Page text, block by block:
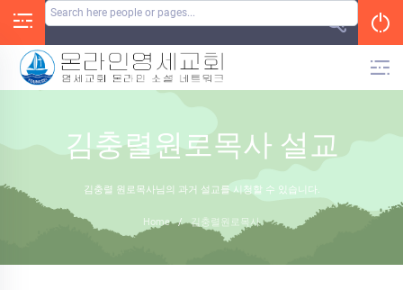
김충렬원로목사 설교
김충렬 원로목사님의 과거 설교를 시청할 수 있습니다.
Home / 김충렬원로목사